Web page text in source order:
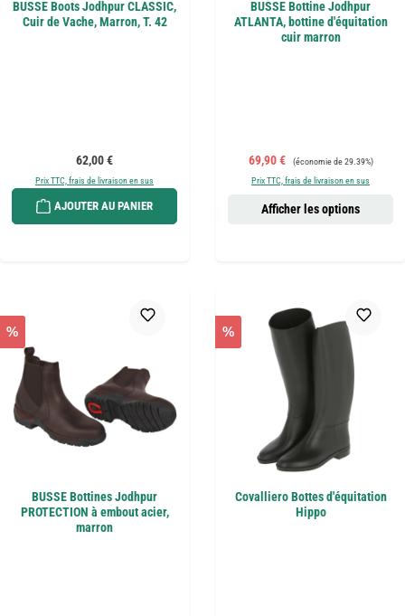
BUSSE Boots Jodhpur CLASSIC,
Cuir de Vache, Marron, T. 42
Prix régulier :
62,00 €
Prix TTC, frais de livraison en sus
AJOUTER AU PANIER
BUSSE Bottine Jodhpur
ATLANTA, bottine d'équitation
cuir marron
Prix de vente :
69,90 € Prix régulier :
(économie de 29.39%)
Prix TTC, frais de livraison en sus
Afficher les options
%
BUSSE Bottines Jodhpur
PROTECTION à embout acier,
marron
%
Covalliero Bottes d'équitation
Hippo